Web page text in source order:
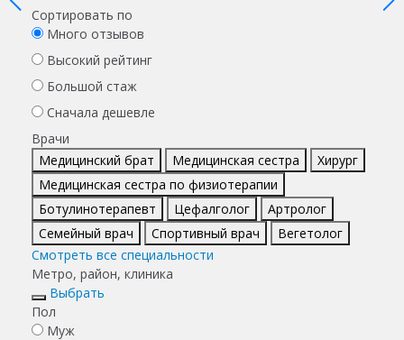
Сортировать по
Много отзывов
Высокий рейтинг
Большой стаж
Сначала дешевле
Врачи
Медицинский брат
Медицинская сестра
Хирург
Медицинская сестра по физиотерапии
Ботулинотерапевт
Цефалголог
Артролог
Семейный врач
Спортивный врач
Вегетолог
Смотреть все специальности
Метро, район, клиника
Выбрать
Пол
Муж